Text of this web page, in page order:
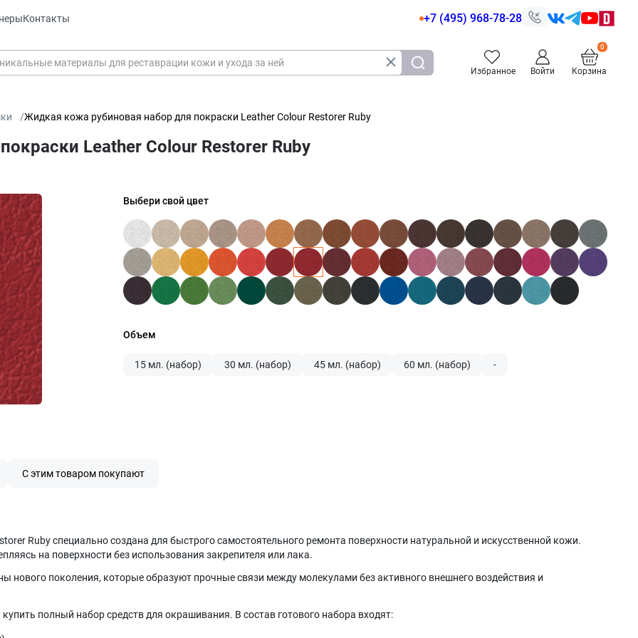
Контакты +7 (495) 968-78-28
Избранное Войти Корзина
Жидкая кожа рубиновая набор для покраски Leather Colour Restorer Ruby
Leather Colour Restorer Ruby
Выбери свой цвет
Объем
15 мл. (набор) 30 мл. (набор) 45 мл. (набор) 60 мл. (набор) -
С этим товаром покупают
Ruby специально создана для быстрого самостоятельного ремонта поверхности натуральной и искусственной кожи.
на поверхности без использования закрепителя или лака.
поколения, которые образуют прочные связи между молекулами без активного внешнего воздействия и
полный набор средств для окрашивания. В состав готового набора входят: